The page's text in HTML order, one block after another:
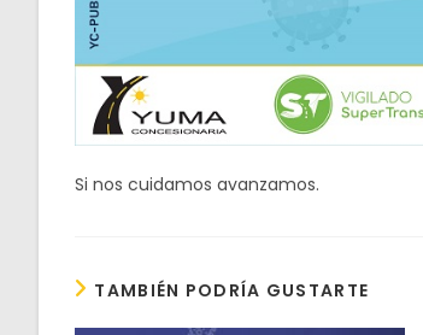
Si nos cuidamos avanzamos.
TAMBIÉN PODRÍA GUSTARTE